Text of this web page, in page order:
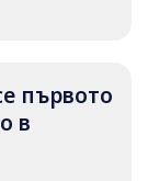
първото
в